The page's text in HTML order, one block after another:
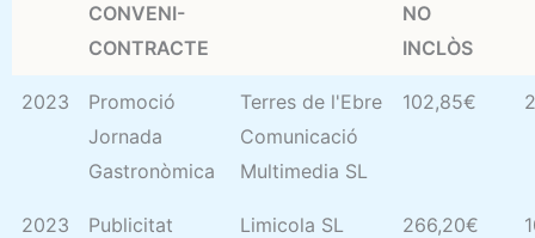
CONVENI-
CONTRACTE
NO
INCLÒS
2023
Promoció
Jornada
Gastronòmica
Terres de l'Ebre
Comunicació
Multimedia SL
102,85€
2023
Publicitat
Limicola SL 266,20€